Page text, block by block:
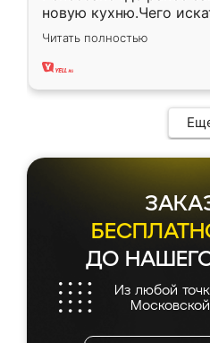
новую кухню.Чего
вполне довольна.
два года, нареканий нет.
Читать полностью
ДО
Из любой